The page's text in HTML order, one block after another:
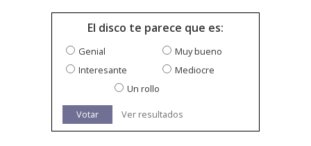
El disco te parece que es:
Genial
Muy bueno
Interesante
Mediocre
Un rollo
Votar Ver resultados